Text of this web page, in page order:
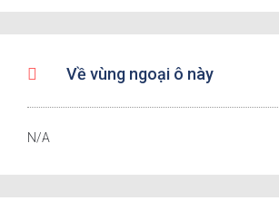
Về vùng ngoại ô này
N/A